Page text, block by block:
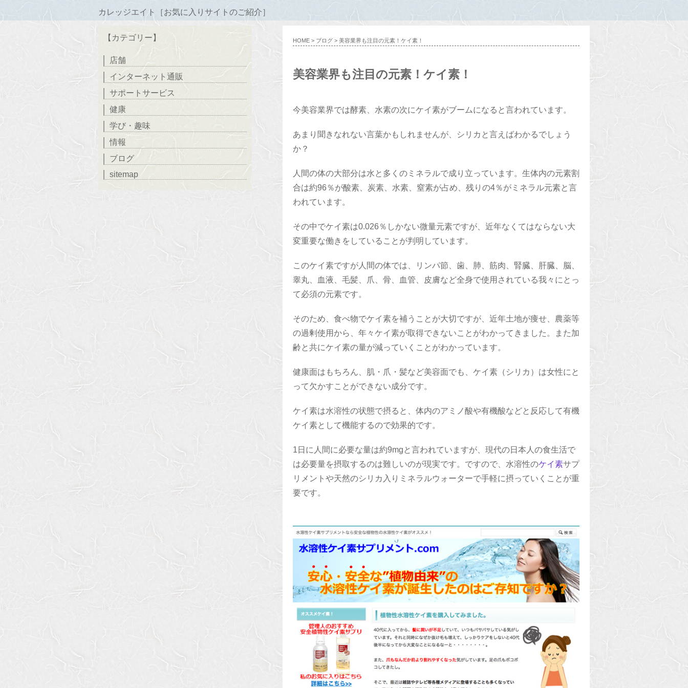
カレッジエイト［お気に入りサイトのご紹介］
HOME > ブログ > 美容業界も注目の元素！ケイ素！
美容業界も注目の元素！ケイ素！
今美容業界では酵素、水素の次にケイ素がブームになると言われています。
あまり聞きなれない言葉かもしれませんが、シリカと言えばわかるでしょう
か？
人間の体の大部分は水と多くのミネラルで成り立っています。生体内の元素割
合は約96％が酸素、炭素、水素、窒素が占め、残りの4％がミネラル元素と言
われています。
その中でケイ素は0.026％しかない微量元素ですが、近年なくてはならない大
変重要な働きをしていることが判明しています。
このケイ素ですが人間の体では、リンパ節、歯、肺、筋肉、腎臓、肝臓、脳、
睾丸、血液、毛髪、爪、骨、血管、皮膚など全身で使用されている我々にとっ
て必須の元素です。
そのため、食べ物でケイ素を補うことが大切ですが、近年土地が痩せ、農薬等
の過剰使用から、年々ケイ素が取得できないことがわかってきました。また加
齢と共にケイ素の量が減っていくことがわかっています。
健康面はもちろん、肌・爪・髪など美容面でも、ケイ素（シリカ）は女性にと
って欠かすことができない成分です。
ケイ素は水溶性の状態で摂ると、体内のアミノ酸や有機酸などと反応して有機
ケイ素として機能するので効果的です。
1日に人間に必要な量は約9mgと言われていますが、現代の日本人の食生活で
は必要量を摂取するのは難しいのが現実です。ですので、水溶性のケイ素サプ
リメントや天然のシリカ入りミネラルウォーターで手軽に摂っていくことが重
要です。
【カテゴリー】
店舗
インターネット通販
サポートサービス
健康
学び・趣味
情報
ブログ
sitemap